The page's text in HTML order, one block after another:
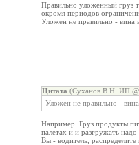
Правильно уложенный груз
окромя периодов
Уложен не правильно - вина
Цитата (Суханов В.Н. ИП
Уложен не правильно -
Например. Груз продукты
палетах и и разгружать
Вы - водитель, распределите